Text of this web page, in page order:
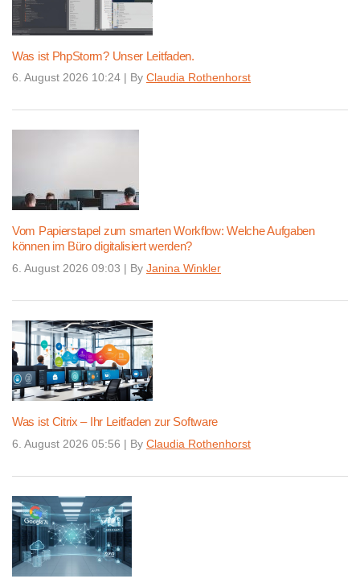
Was ist PhpStorm? Unser Leitfaden.
6. August 2026 10:24 | By Claudia Rothenhorst
Vom Papierstapel zum smarten Workflow: Welche Aufgaben
können im Büro digitalisiert werden?
6. August 2026 09:03 | By Janina Winkler
Was ist Citrix – Ihr Leitfaden zur Software
6. August 2026 05:56 | By Claudia Rothenhorst